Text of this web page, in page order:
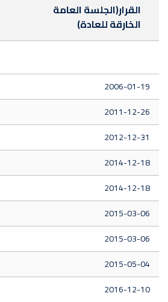
القرار(الجلسة العامة
الخارقة للعادة)
2006-01-19
2011-12-26
2012-12-31
2014-12-18
2014-12-18
2015-03-06
2015-03-06
2015-05-04
2016-12-10